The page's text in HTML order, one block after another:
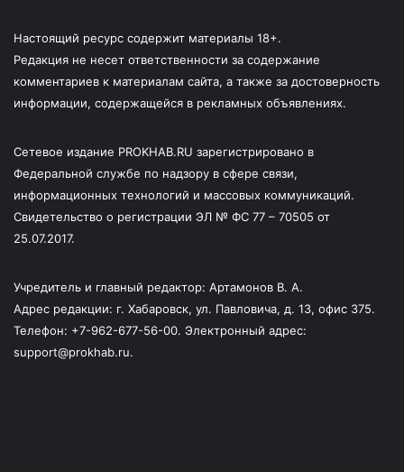
Настоящий ресурс содержит материалы 18+.
Редакция не несет ответственности за содержание
комментариев к материалам сайта, а также за достоверность
информации, содержащейся в рекламных объявлениях.
Сетевое издание PROKHAB.RU зарегистрировано в
Федеральной службе по надзору в сфере связи,
информационных технологий и массовых коммуникаций.
Свидетельство о регистрации ЭЛ № ФС 77 – 70505 от
25.07.2017.
Учредитель и главный редактор: Артамонов В. А.
Адрес редакции: г. Хабаровск, ул. Павловича, д. 13, офис 375.
Телефон: +7-962-677-56-00. Электронный адрес:
support@prokhab.ru.